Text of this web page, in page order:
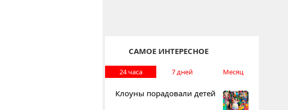
САМОЕ ИНТЕРЕСНОЕ
24 часа 7 дней Месяц
Клоуны порадовали детей